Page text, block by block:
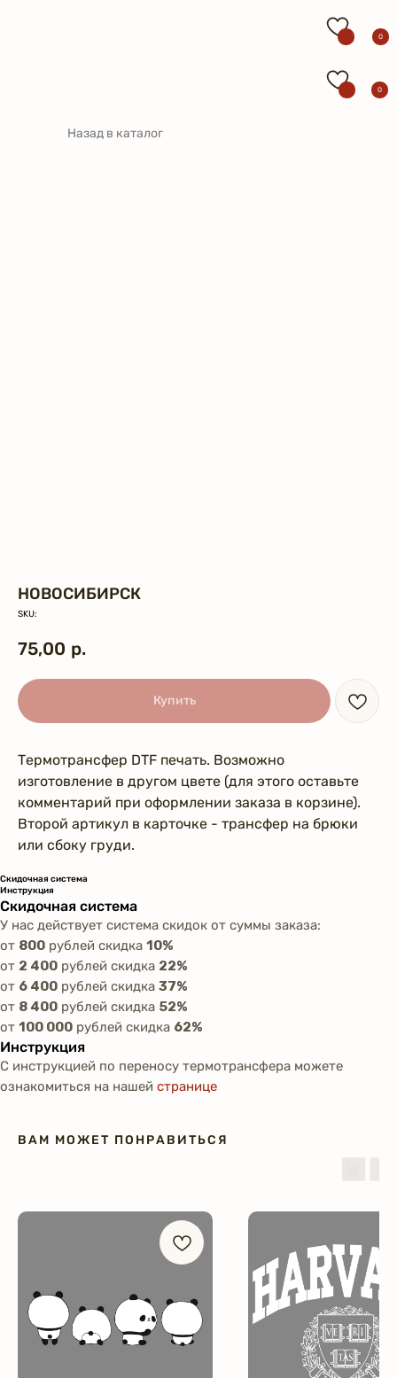
0
0
Назад в каталог
НОВОСИБИРСК
SKU:
75,00 р.
Купить
Термотрансфер DTF печать. Возможно
изготовление в другом цвете (для этого оставьте
комментарий при оформлении заказа в корзине).
Второй артикул в карточке - трансфер на брюки
или сбоку груди.
Скидочная система
Инструкция
Скидочная система
У нас действует система скидок от суммы заказа:
от 800 рублей скидка 10%
от 2 400 рублей скидка 22%
от 6 400 рублей скидка 37%
от 8 400 рублей скидка 52%
от 100 000 рублей скидка 62%
Инструкция
С инструкцией по переносу термотрансфера можете
ознакомиться на нашей странице
ВАМ МОЖЕТ ПОНРАВИТЬСЯ